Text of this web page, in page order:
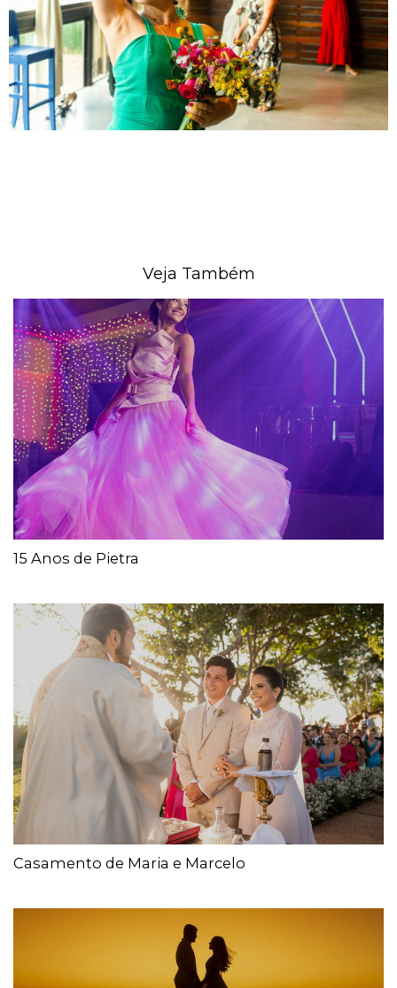
Veja Também
15 Anos de Pietra
Casamento de Maria e Marcelo